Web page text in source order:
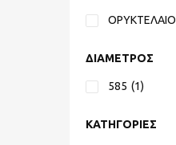
ΟΡΥΚΤΕΛΑΙΟ
ΔΙΑΜΕΤΡΟΣ
585 (1)
ΚΑΤΗΓΟΡΙΕΣ